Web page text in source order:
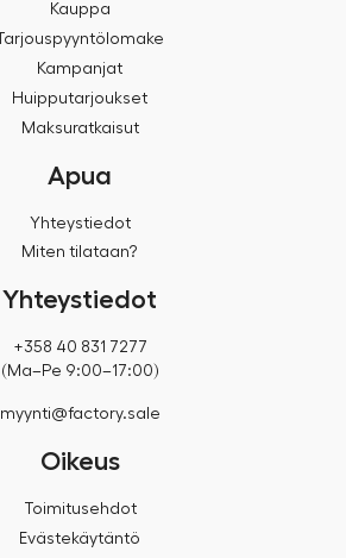
Kauppa
Tarjouspyyntölomake
Kampanjat
Huipputarjoukset
Maksuratkaisut
Apua
Yhteystiedot
Miten tilataan?
Yhteystiedot
+358 40 831 7277
(Ma–Pe 9:00–17:00)
myynti@factory.sale
Oikeus
Toimitusehdot
Evästekäytäntö